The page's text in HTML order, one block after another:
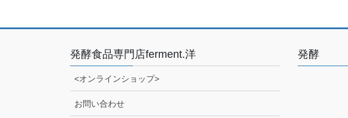
発酵食品専門店ferment.洋
<オンラインショップ>
お問い合わせ
発酵